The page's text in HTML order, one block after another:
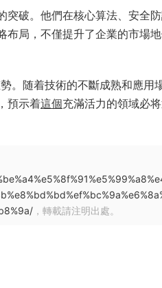
破。他們在核心算法、安全
布局，不僅提升了企業的市場
。随着技術的不斷成熟和應用
預示着這個充滿活力的領域必
，轉載請注明出處。